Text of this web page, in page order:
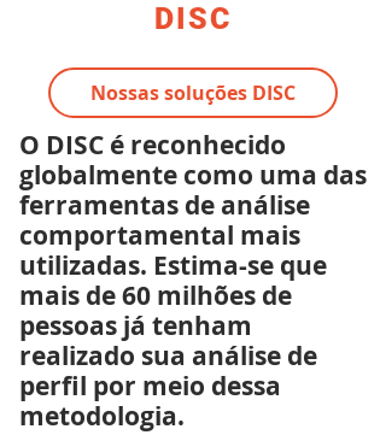
DISC
Nossas soluções DISC
​O DISC é reconhecido
globalmente como uma das
ferramentas de análise
comportamental mais
utilizadas. Estima-se que
mais de 60 milhões de
pessoas já tenham
realizado sua análise de
perfil por meio dessa
metodologia.